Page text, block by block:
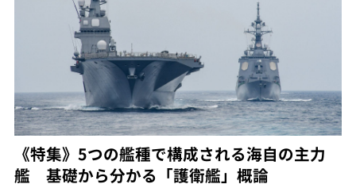
《特集》5つの艦種で構成される海自の主力
艦 基礎から分かる「護衛艦」概論